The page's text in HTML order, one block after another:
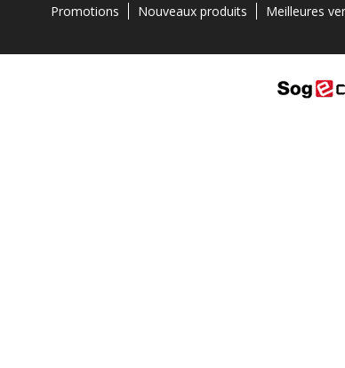
Promotions Nouveaux produits Meilleures